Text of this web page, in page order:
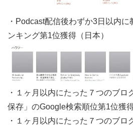
・Podcast配信後わずか3日以内
ンキング第1位獲得（日本）
・１ヶ月以内にたった７つのブロ
保存」のGoogle検索順位第1位獲
・１ヶ月以内にたった７つのブロ